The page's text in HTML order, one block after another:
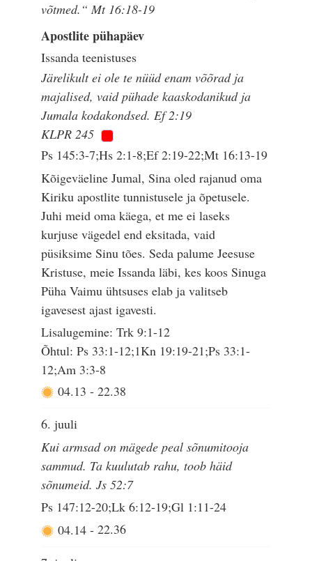
võtmed.“ Mt 16:18-19
Apostlite pühapäev
Issanda teenistuses
Järelikult ei ole te nüüd enam võõrad ja
majalised, vaid pühade kaaskodanikud ja
Jumala kodakondsed. Ef 2:19
KLPR 245
Ps 145:3-7;Hs 2:1-8;Ef 2:19-22;Mt 16:13-19
Kõigeväeline Jumal, Sina oled rajanud oma
Kiriku apostlite tunnistusele ja õpetusele.
Juhi meid oma käega, et me ei laseks
kurjuse vägedel end eksitada, vaid
püsiksime Sinu tões. Seda palume Jeesuse
Kristuse, meie Issanda läbi, kes koos Sinuga
Püha Vaimu ühtsuses elab ja valitseb
igavesest ajast igavesti.
Lisalugemine: Trk 9:1-12
Õhtul: Ps 33:1-12;1Kn 19:19-21;Ps 33:1-
12;Am 3:3-8
04.13 - 22.38
6. juuli
Kui armsad on mägede peal sõnumitooja
sammud. Ta kuulutab rahu, toob häid
sõnumeid. Js 52:7
Ps 147:12-20;Lk 6:12-19;Gl 1:11-24
04.14 - 22.36